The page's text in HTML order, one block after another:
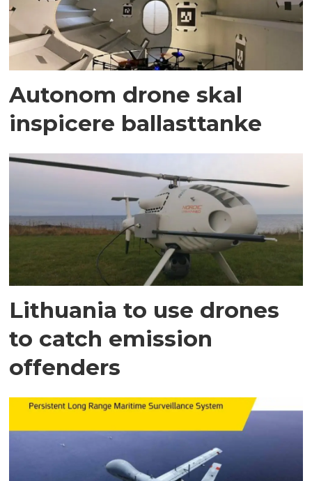
Autonom drone skal
inspicere ballasttanke
Lithuania to use drones
to catch emission
offenders